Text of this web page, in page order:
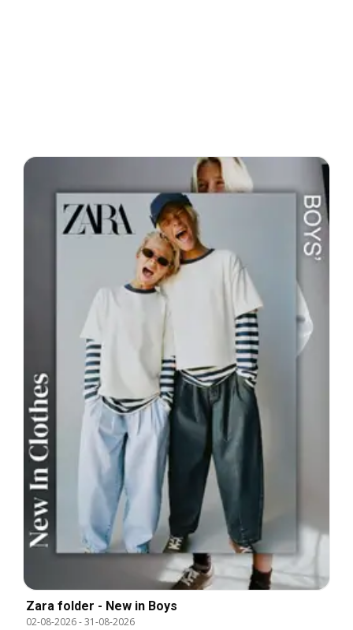
Zara folder - New in Boys
02-08-2026-31-08-2026